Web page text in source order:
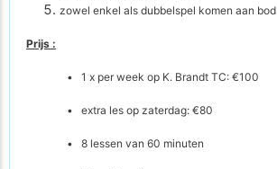
zowel enkel als dubbelspel komen aan bod
Prijs :
• 1 x per week op K. Brandt TC: €100
• extra les op zaterdag: €80
• 8 lessen van 60 minuten